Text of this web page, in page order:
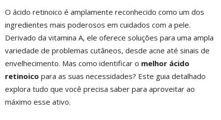
O ácido retinoico é amplamente reconhecido como um dos
ingredientes mais poderosos em cuidados com a pele.
Derivado da vitamina A, ele oferece soluções para uma ampla
variedade de problemas cutâneos, desde acne até sinais de
envelhecimento. Mas como identificar o melhor ácido
retinoico para as suas necessidades? Este guia detalhado
explora tudo que você precisa saber para aproveitar ao
máximo esse ativo.